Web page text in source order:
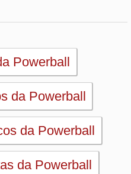
da Powerball
Powerball